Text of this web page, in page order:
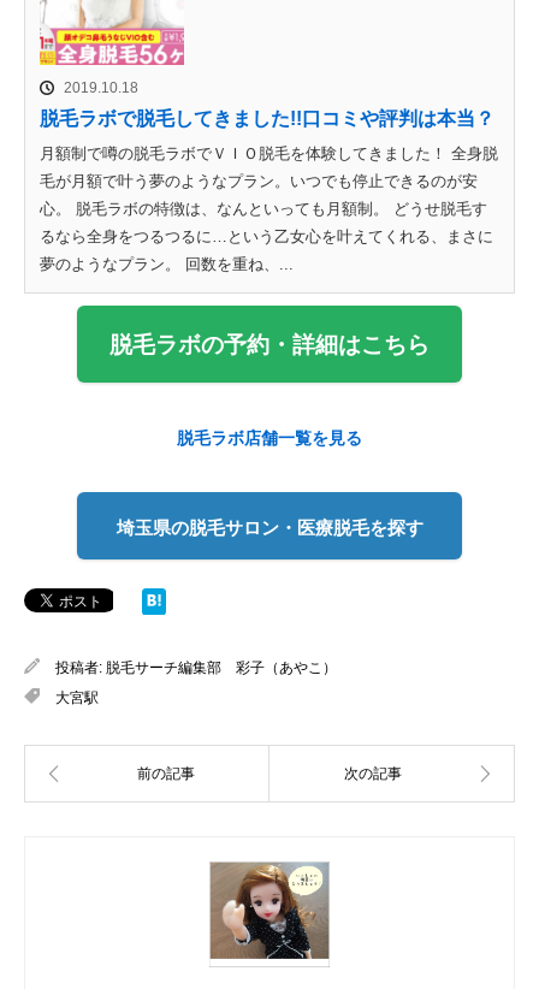
2019.10.18
脱毛ラボで脱毛してきました!!口コミや評判は本当？
月額制で噂の脱毛ラボでＶＩＯ脱毛を体験してきました！ 全身脱
毛が月額で叶う夢のようなプラン。いつでも停止できるのが安
心。 脱毛ラボの特徴は、なんといっても月額制。 どうせ脱毛す
るなら全身をつるつるに…という乙女心を叶えてくれる、まさに
夢のようなプラン。 回数を重ね、...
脱毛ラボの予約・詳細はこちら
脱毛ラボ店舗一覧を見る
埼玉県の脱毛サロン・医療脱毛を探す
投稿者: 脱毛サーチ編集部 彩子（あやこ）
大宮駅